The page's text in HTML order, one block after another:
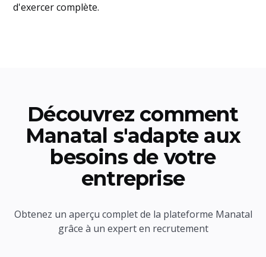
d'exercer complète.
Découvrez comment
Manatal s'adapte aux
besoins de votre
entreprise
Obtenez un aperçu complet de la plateforme Manatal
grâce à un expert en recrutement